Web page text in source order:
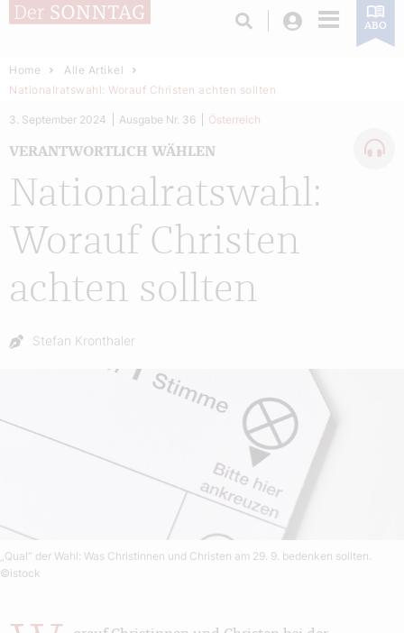
Login ABO
Home
Alle Artikel
Nationalratswahl: Worauf Christen achten sollten
Nationalratswahl:
Worauf Christen
achten sollten
VERANTWORTLICH WÄHLEN
3. September 2024 Ausgabe Nr. 36 Österreich
Autor:
Stefan Kronthaler
„Qual“ der Wahl: Was Christinnen und Christen am 29. 9. bedenken sollten.
©istock